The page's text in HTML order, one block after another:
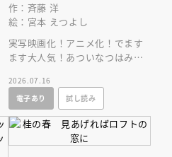
作：斉藤 洋
絵：宮本 えつよし
実写映画化！アニメ化！でます
ます大人気！あついなつはみの
ぱい、でもこの本をよめばだい
じょうぶ！
2026.07.16
電子あり
試し読み